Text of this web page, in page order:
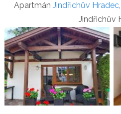
Apartmán Jindřichův Hradec
Jindřichův